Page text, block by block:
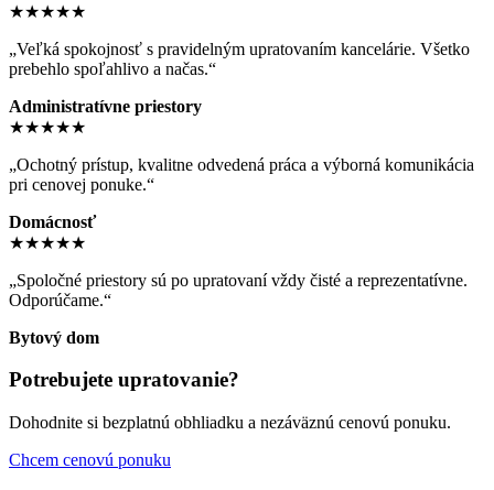
★★★★★
„Veľká spokojnosť s pravidelným upratovaním kancelárie. Všetko
prebehlo spoľahlivo a načas.“
Administratívne priestory
★★★★★
„Ochotný prístup, kvalitne odvedená práca a výborná komunikácia
pri cenovej ponuke.“
Domácnosť
★★★★★
„Spoločné priestory sú po upratovaní vždy čisté a reprezentatívne.
Odporúčame.“
Bytový dom
Potrebujete upratovanie?
Dohodnite si bezplatnú obhliadku a nezáväznú cenovú ponuku.
Chcem cenovú ponuku